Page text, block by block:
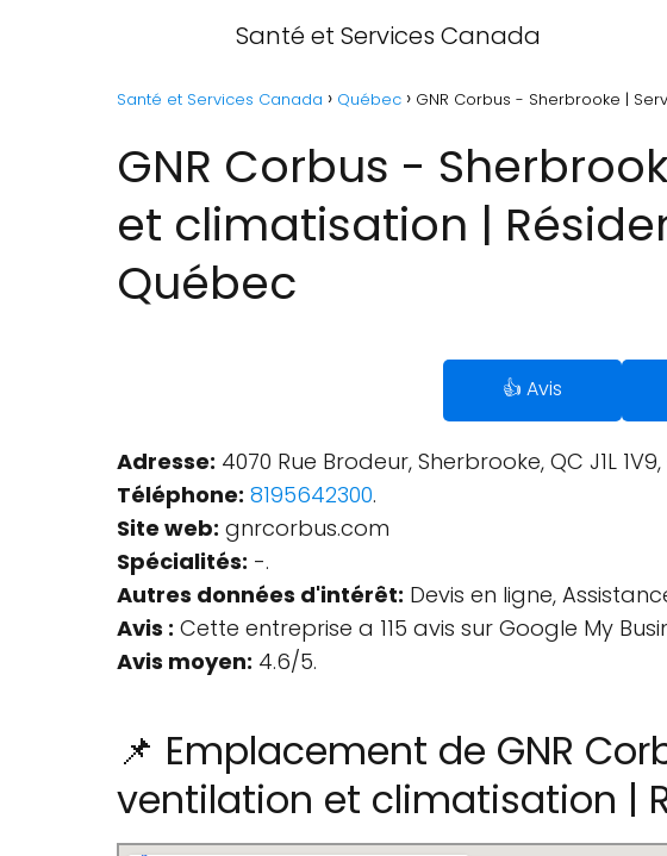
Santé et Services Canada
Santé et Services Canada Québec GNR Corbus - Sherbrooke |
GNR Corbus -
et climatisation |
Québec
👍 Avis
Adresse: 4070 Rue Brodeur, Sherbrooke, QC J1L
Téléphone: 8195642300.
Site web: gnrcorbus.com
Spécialités: -.
Autres données d'intérêt: Devis en ligne,
Avis : Cette entreprise a 115 avis sur Google My
Avis moyen: 4.6/5.
📌 Emplacement de GNR
ventilation et climatisation |